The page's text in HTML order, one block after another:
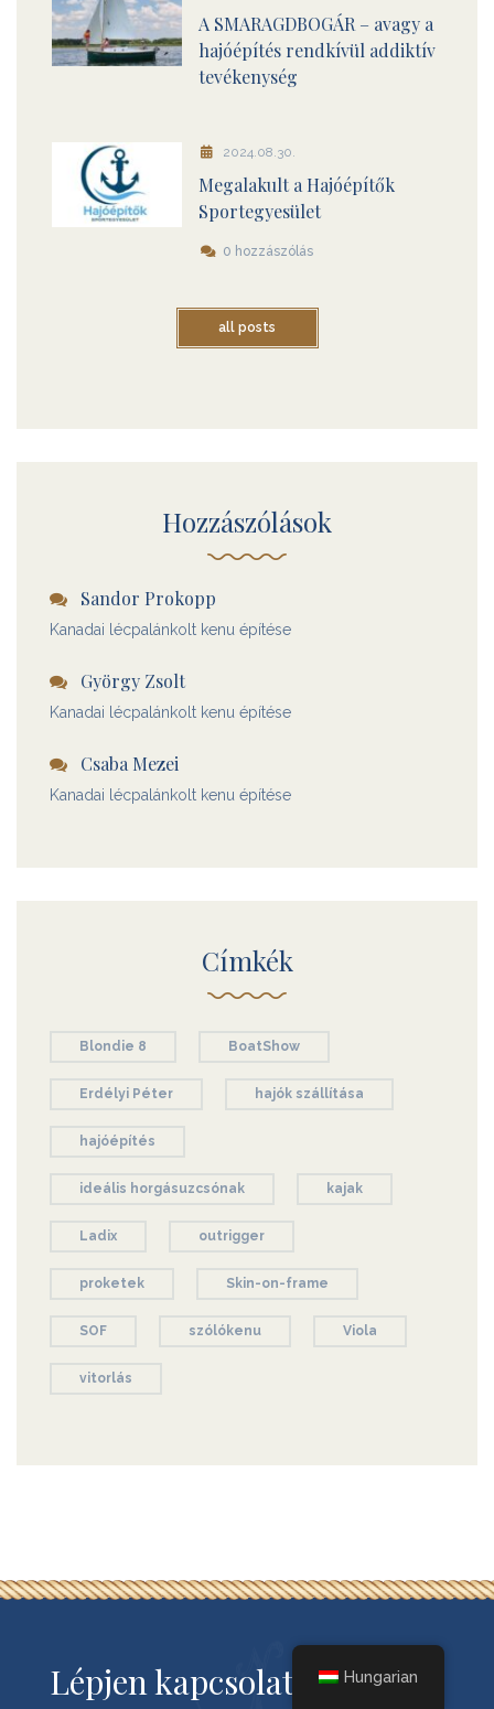
A SMARAGDBOGÁR – avagy a
hajóépítés rendkívül addiktív
tevékenység
2024.08.30.
Megalakult a Hajóépítők
Sportegyesület
0 hozzászólás
all posts
Hozzászólások
Sandor Prokopp
Kanadai lécpalánkolt kenu építése
György Zsolt
Kanadai lécpalánkolt kenu építése
Csaba Mezei
Kanadai lécpalánkolt kenu építése
Címkék
Blondie 8 BoatShow
Erdélyi Péter hajók szállítása
hajóépítés
ideális horgásuzcsónak kajak
Ladix outrigger
proketek Skin-on-frame
SOF szólókenu Viola
vitorlás
Lépjen kapcsolatba velünk!
Hungarian